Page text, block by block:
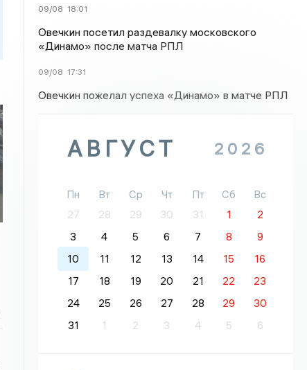
09/08 18:01
Овечкин посетил раздевалку московского
«Динамо» после матча РПЛ
09/08 17:31
Овечкин пожелал успеха «Динамо» в матче РПЛ
АВГУСТ 2026
Пн Вт Ср Чт Пт Сб
Вс
27
28 29 30 31 1
2
3
4 5 6 7 8
9
10
11 12 13 14 15
16
17
18 19 20 21 22
23
24
25 26 27 28 29
30
31
1 2 3 4 5 6